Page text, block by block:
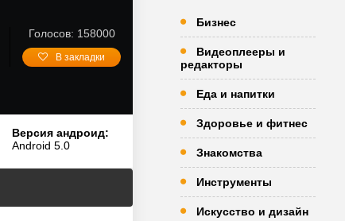
Голосов: 158000
В закладки
Версия андроид:
Android 5.0
Бизнес
Видеоплееры и
редакторы
Еда и напитки
Здоровье и фитнес
Знакомства
Инструменты
Искусство и дизайн